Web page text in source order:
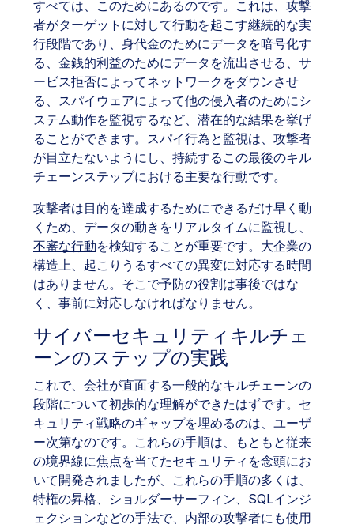
すべては、このためにあるのです。これは、攻撃
者がターゲットに対して行動を起こす継続的な実
行段階であり、身代金のためにデータを暗号化す
る、金銭的利益のためにデータを流出させる、サ
ービス拒否によってネットワークをダウンさせ
る、スパイウェアによって他の侵入者のためにシ
ステム動作を監視するなど、潜在的な結果を挙げ
ることができます。スパイ行為と監視は、攻撃者
が目立たないようにし、持続するこの最後のキル
チェーンステップにおける主要な行動です。
攻撃者は目的を達成するためにできるだけ早く動
くため、データの動きをリアルタイムに監視し、
不審な行動を検知することが重要です。大企業の
構造上、起こりうるすべての異変に対応する時間
はありません。そこで予防の役割は事後ではな
く、事前に対応しなければなりません。
サイバーセキュリティキルチェ
ーンのステップの実践
これで、会社が直面する一般的なキルチェーンの
段階について初歩的な理解ができたはずです。セ
キュリティ戦略のギャップを埋めるのは、ユーザ
ー次第なのです。これらの手順は、もともと従来
の境界線に焦点を当てたセキュリティを念頭にお
いて開発されましたが、これらの手順の多くは、
特権の昇格、ショルダーサーフィン、SQLインジ
ェクションなどの手法で、内部の攻撃者にも使用